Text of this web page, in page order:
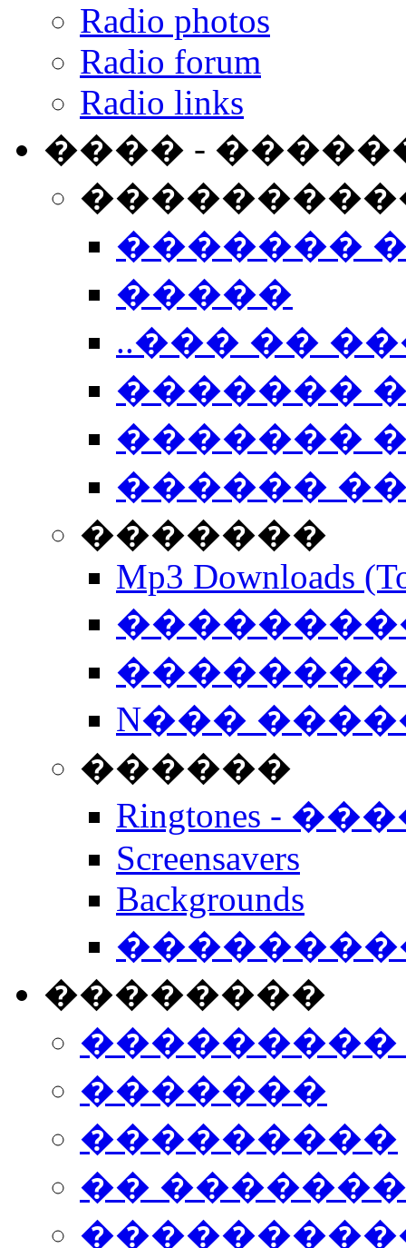
Radio photos
Radio forum
Radio links
���� -
�������
�����
..��� ��
�������
�������
������
�������
Mp3 Downloads
��������
N���
������
Ringtones -
Screensavers
Backgrounds
��������
���������
�������
���������
��